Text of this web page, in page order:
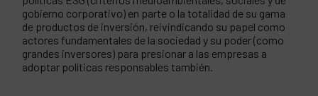
gobierno corporativo) en parte o la totalidad de su gama
de productos de inversión, reivindicando su papel como
actores fundamentales de la sociedad y su poder (como
grandes inversores) para presionar a las empresas a
adoptar políticas responsables también.